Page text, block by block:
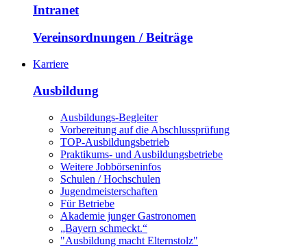
Intranet
Vereinsordnungen / Beiträge
Karriere
Ausbildung
Ausbildungs-Begleiter
Vorbereitung auf die Abschlussprüfung
TOP-Ausbildungsbetrieb
Praktikums- und Ausbildungsbetriebe
Weitere Jobbörseninfos
Schulen / Hochschulen
Jugendmeisterschaften
Für Betriebe
Akademie junger Gastronomen
„Bayern schmeckt.“
"Ausbildung macht Elternstolz"